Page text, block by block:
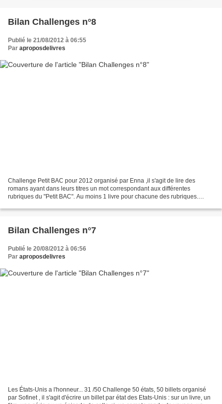
Bilan Challenges n°8
Publié le 21/08/2012 à 06:55
Par aproposdelivres
Challenge Petit BAC pour 2012 organisé par Enna ,il s'agit de lire des
romans ayant dans leurs titres un mot correspondant aux différentes
rubriques du "Petit BAC". Au moins 1 livre pour chacune des rubriques.
Bilan Challenges n°7
Publié le 20/08/2012 à 06:56
Par aproposdelivres
Les États-Unis a l'honneur... 31 /50 Challenge 50 états, 50 billets organisé
par Sofinet , il s'agit d'écrire un billet par état des Etats-Unis : sur un livre, un